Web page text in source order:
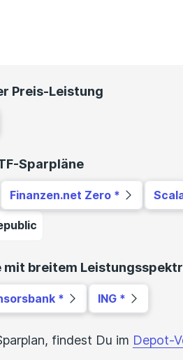
Preis-Leistung
Sparpläne
Finanzen.net Zero
mit breitem
ING
findest Du im Depot-